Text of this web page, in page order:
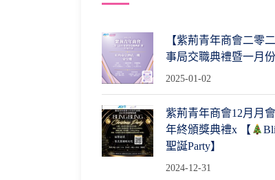
【紫荊青年商會二零
事局交職典禮暨一月份
2025-01-02
紫荊青年商會12月月
年終頒獎典禮x 【
聖誕Party】
2024-12-31